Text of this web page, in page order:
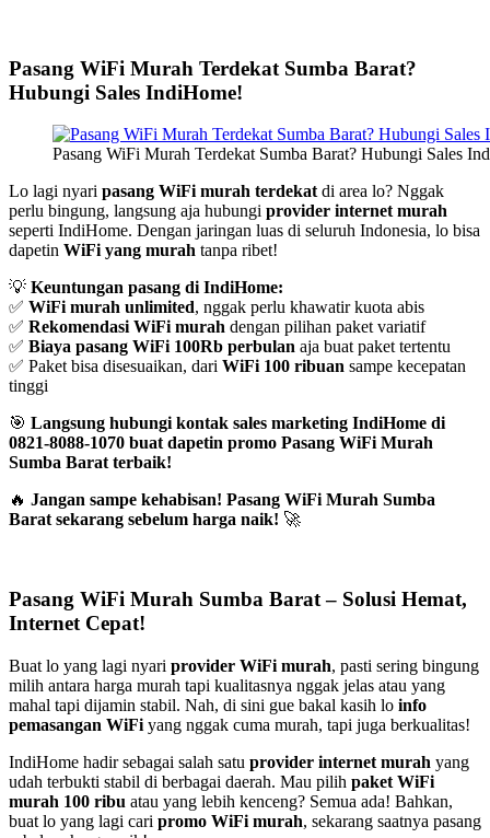
Pasang WiFi Murah Terdekat Sumba Barat?
Hubungi Sales IndiHome!
Pasang WiFi Murah Terdekat Sumba Barat? Hubungi Sales
Lo lagi nyari pasang WiFi murah terdekat di area lo? Nggak
perlu bingung, langsung aja hubungi provider internet murah
seperti IndiHome. Dengan jaringan luas di seluruh Indonesia, lo bisa
dapetin WiFi yang murah tanpa ribet!
💡 Keuntungan pasang di IndiHome:
✅ WiFi murah unlimited, nggak perlu khawatir kuota abis
✅ Rekomendasi WiFi murah dengan pilihan paket variatif
✅ Biaya pasang WiFi 100Rb perbulan aja buat paket tertentu
✅ Paket bisa disesuaikan, dari WiFi 100 ribuan sampe kecepatan
tinggi
🎯 Langsung hubungi kontak sales marketing IndiHome di
0821-8088-1070 buat dapetin promo Pasang WiFi Murah
Sumba Barat terbaik!
🔥 Jangan sampe kehabisan! Pasang WiFi Murah Sumba
Barat sekarang sebelum harga naik! 🚀
Pasang WiFi Murah Sumba Barat – Solusi Hemat,
Internet Cepat!
Buat lo yang lagi nyari provider WiFi murah, pasti sering bingung
milih antara harga murah tapi kualitasnya nggak jelas atau yang
mahal tapi dijamin stabil. Nah, di sini gue bakal kasih lo info
pemasangan WiFi yang nggak cuma murah, tapi juga berkualitas!
IndiHome hadir sebagai salah satu provider internet murah yang
udah terbukti stabil di berbagai daerah. Mau pilih paket WiFi
murah 100 ribu atau yang lebih kenceng? Semua ada! Bahkan,
buat lo yang lagi cari promo WiFi murah, sekarang saatnya pasang